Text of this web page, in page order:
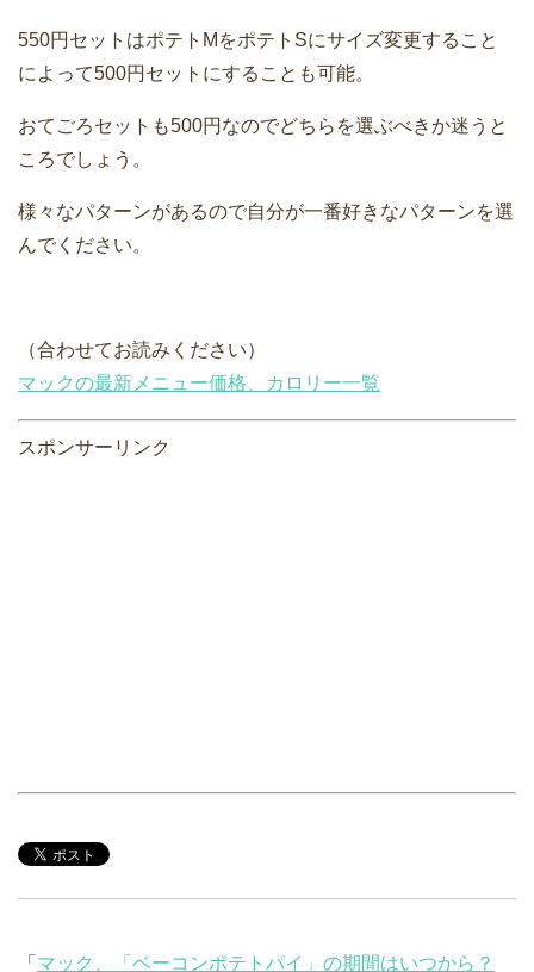
550円セットはポテトMをポテトSにサイズ変更すること
によって500円セットにすることも可能。
おてごろセットも500円なのでどちらを選ぶべきか迷うと
ころでしょう。
様々なパターンがあるので自分が一番好きなパターンを選
んでください。
（合わせてお読みください）
マックの最新メニュー価格、カロリー一覧
スポンサーリンク
「 マック、「ベーコンポテトパイ」の期間はいつから？